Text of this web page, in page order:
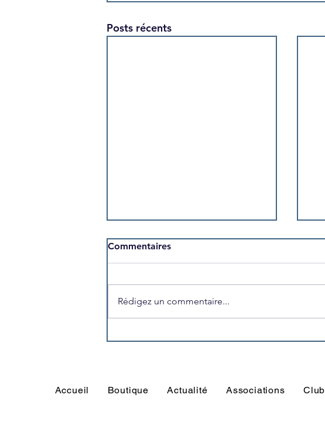
Posts récents
Commentaires
Rédigez un commentaire...
Accueil Boutique Actualité Associations Club